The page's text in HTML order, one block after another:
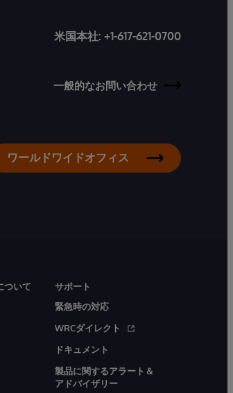
米国本社: +1-617-621-0700
一般的なお問い合わせ
ワールドワイドオフィス
ついて
サポート
緊急時の対応
WRCダイレクト
ドキュメント
製品に関するアラート＆
アドバイザリー